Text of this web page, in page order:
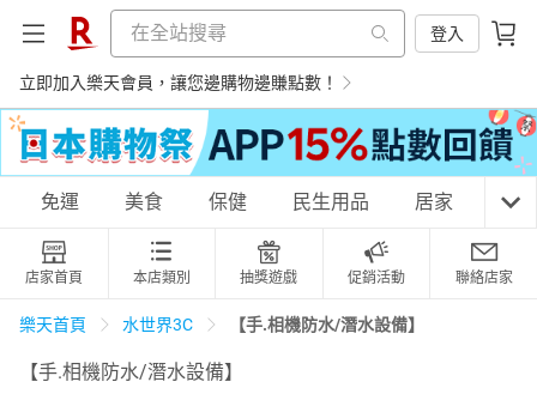
登入
立即加入樂天會員，讓您邊購物邊賺點數！
購物網分類
天天免運 美食蛋糕 養生保健
免運 美食 保健 民生用品 居家 3C
店家首頁 本店類別 抽獎遊戲 促銷活動 聯絡店家
樂天首頁 水世界3C 【手.相機防水/潛水設備】
【手.相機防水/潛水設備】